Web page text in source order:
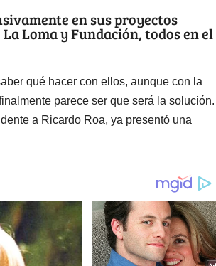
en sus proyectos
Loma y Fundación, todos en el
qué hacer con ellos, aunque con la
parece ser que será la solución.
a Ricardo Roa, ya presentó una